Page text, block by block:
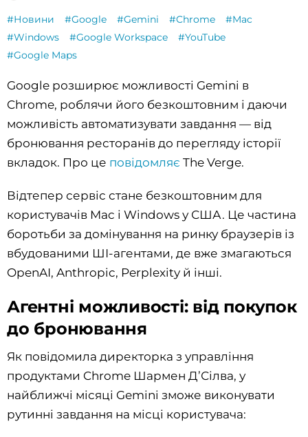
#Новини #Google #Gemini #Chrome
#Mac
#Windows
#Google Workspace
#YouTube
#Google Maps
Google розширює можливості Gemini в
Chrome, роблячи його безкоштовним і даючи
можливість автоматизувати завдання — від
бронювання ресторанів до перегляду історії
вкладок. Про це повідомляє The Verge.
Відтепер сервіс стане безкоштовним для
користувачів Mac і Windows у США. Це частина
боротьби за домінування на ринку браузерів із
вбудованими ШІ-агентами, де вже змагаються
OpenAI, Anthropic, Perplexity й інші.
Агентні можливості: від покупок
до бронювання
Як повідомила директорка з управління
продуктами Chrome Шармен Д’Сілва, у
найближчі місяці Gemini зможе виконувати
рутинні завдання на місці користувача: